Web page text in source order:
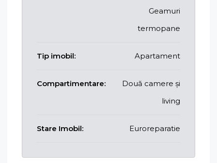
Geamuri
termopane
Tip imobil: Apartament
Compartimentare:
Două camere și
living
Stare Imobil: Euroreparatie